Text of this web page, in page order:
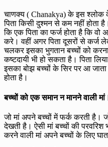
चाणक्य ( Chanakya) के इस श्लोक
पिता किसी दुश्मन से कम नहीं होता
कि एक पिता का फर्ज होता है कि
करे। वहीं अगर पिता दूसरों से कर्ज
चलकर इसका भुगतान बच्चों को
कष्टदायी भी हो सकता है। पिता
इसका बोझ बच्चों के सिर पर आ
होता है।
बच्चों को एक समान न मानने वाली
जो मां अपने बच्चों में फर्क करती है।
देखती है। ऐसी मां बच्चों की
करने वाली मां अपने बच्चों के लिए